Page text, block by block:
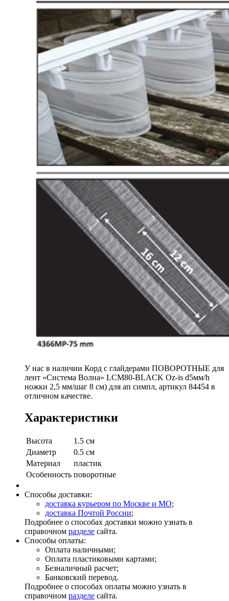
У нас в наличии Корд с глайдерами ПОВОРОТНЫЕ для
лент «Система Волна» LCM80-BLACK Oz-is d5мм/h
ножки 2,5 мм/шаг 8 см) для ап симпл, артикул 84454 в
отличном качестве.
Характеристики
Высота
1.5 см
Диаметр
0.5 см
Материал
пластик
Особенность поворотные
Способы доставки:
доставка курьером по Москве и МО;
доставка Почтой России;
Подробнее о способах доставки можно узнать в
справочном разделе сайта.
Способы оплаты:
Оплата наличными;
Оплата пластиковыми картами;
Безналичный расчет;
Банковский перевод.
Подробнее о способах оплаты можно узнать в
справочном разделе сайта.